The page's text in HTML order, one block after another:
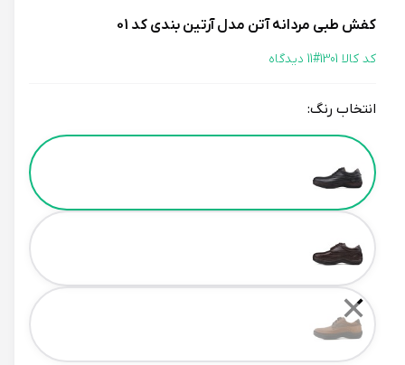
کفش طبی مردانه آتن مدل آرتین بندی کد 01
کد کالا 1301# 11 دیدگاه
انتخاب رنگ:
Color
✕